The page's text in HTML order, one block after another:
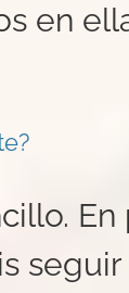
en
seguir